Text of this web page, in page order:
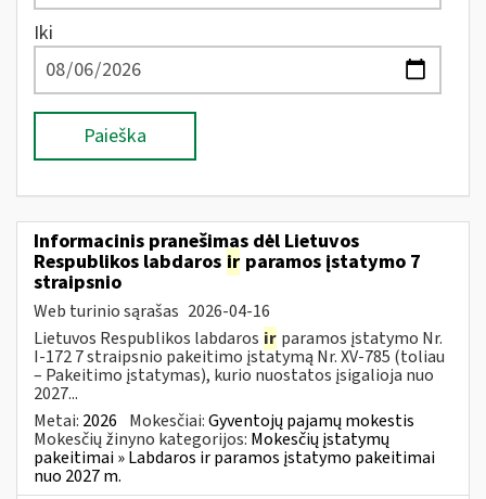
Iki
Paieška
Informacinis pranešimas dėl Lietuvos
Respublikos labdaros ir paramos įstatymo 7
straipsnio
Web turinio sąrašas 2026-04-16
Lietuvos Respublikos labdaros ir paramos įstatymo Nr.
I-172 7 straipsnio pakeitimo įstatymą Nr. XV-785 (toliau
– Pakeitimo įstatymas), kurio nuostatos įsigalioja nuo
2027...
Metai: 2026 Mokesčiai:Gyventojų pajamų mokestis
Mokesčių žinyno kategorijos: Mokesčių įstatymų
pakeitimai » Labdaros ir paramos įstatymo pakeitimai
nuo 2027 m.